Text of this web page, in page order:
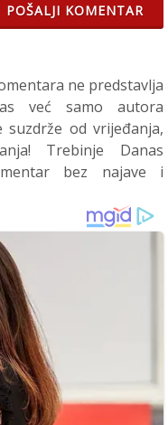
POŠALJI KOMENTAR
ne predstavlja
već samo autora
suzdrže od vrijeđanja,
Trebinje Danas
bez najave i